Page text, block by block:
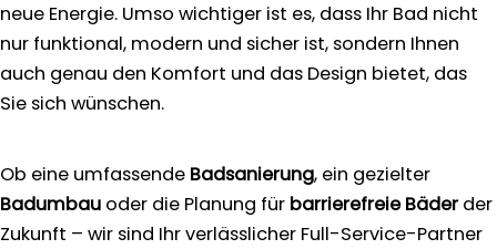
neue Energie. Umso wichtiger ist es, dass Ihr Bad nicht
nur funktional, modern und sicher ist, sondern Ihnen
auch genau den Komfort und das Design bietet, das
Sie sich wünschen.
Ob eine umfassende Badsanierung, ein gezielter
Badumbau oder die Planung für barrierefreie Bäderder
Zukunft – wir sind Ihr verlässlicher Full-Service-Partner